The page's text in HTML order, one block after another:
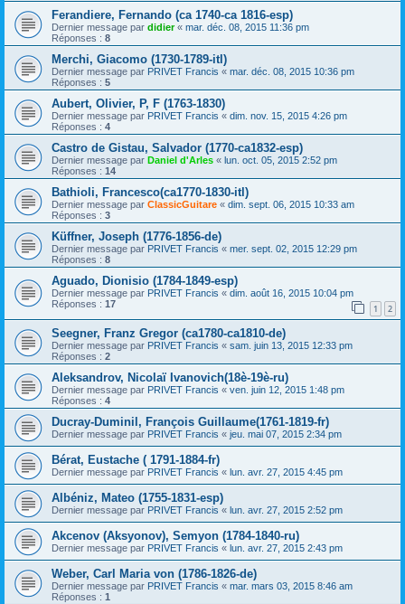
Ferandiere, Fernando (ca 1740-ca 1816-esp)
Dernier message par didier« mar. déc. 08, 2015 11:36 pm
Réponses : 8
Merchi, Giacomo (1730-1789-itl)
Dernier message par PRIVET Francis « mar. déc. 08, 2015 10:36 pm
Réponses : 5
Aubert, Olivier, P, F (1763-1830)
Dernier message par PRIVET Francis « dim. nov. 15, 2015 4:26 pm
Réponses : 4
Castro de Gistau, Salvador (1770-ca1832-esp)
Dernier message par Daniel d'Arles « lun. oct. 05, 2015 2:52 pm
Réponses : 14
Bathioli, Francesco(ca1770-1830-itl)
Dernier message par ClassicGuitare « dim. sept. 06, 2015 10:33 am
Réponses : 3
Küffner, Joseph (1776-1856-de)
Dernier message par PRIVET Francis « mer. sept. 02, 2015 12:29 pm
Réponses : 8
Aguado, Dionisio (1784-1849-esp)
Dernier message par PRIVET Francis « dim. août 16, 2015 10:04 pm
Réponses : 17 1 2
Seegner, Franz Gregor (ca1780-ca1810-de)
Dernier message par PRIVET Francis « sam. juin 13, 2015 12:33 pm
Réponses : 2
Aleksandrov, Nicolaï Ivanovich(18è-19è-ru)
Dernier message par PRIVET Francis « ven. juin 12, 2015 1:48 pm
Réponses : 4
Ducray-Duminil, François Guillaume(1761-1819-fr)
Dernier message par PRIVET Francis « jeu. mai 07, 2015 2:34 pm
Bérat, Eustache ( 1791-1884-fr)
Dernier message par PRIVET Francis « lun. avr. 27, 2015 4:45 pm
Albéniz, Mateo (1755-1831-esp)
Dernier message par PRIVET Francis « lun. avr. 27, 2015 2:52 pm
Akcenov (Aksyonov), Semyon (1784-1840-ru)
Dernier message par PRIVET Francis « lun. avr. 27, 2015 2:43 pm
Weber, Carl Maria von (1786-1826-de)
Dernier message par PRIVET Francis « mar. mars 03, 2015 8:46 am
Réponses : 1